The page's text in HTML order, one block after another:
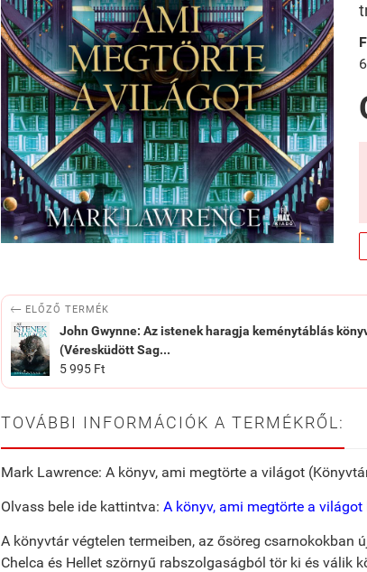
 ELŐZŐ TERMÉK
John Gwynne: Az istenek haragja keménytáblás
(Véresküdött Sag...
5 995 Ft
TOVÁBBI INFORMÁCIÓK A TERMÉKRŐL:
Mark Lawrence: A könyv, ami megtörte a világot
Olvass bele ide kattintva: A könyv, ami megtörte a világot
A könyvtár végtelen termeiben, az ősöreg csarnokokban
Chelca és Hellet szörnyű rabszolgaságból tör ki és válik